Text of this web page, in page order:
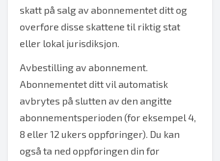
skatt på salg av abonnementet ditt og
overføre disse skattene til riktig stat
eller lokal jurisdiksjon.
Avbestilling av abonnement.
Abonnementet ditt vil automatisk
avbrytes på slutten av den angitte
abonnementsperioden (for eksempel 4,
8 eller 12 ukers oppføringer). Du kan
også ta ned oppføringen din før